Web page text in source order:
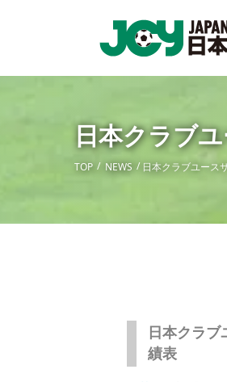
日本クラブ
TOP NEWS 日本クラブユース
日本クラ
績表